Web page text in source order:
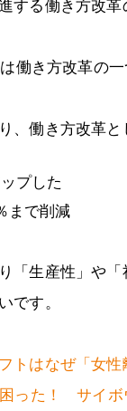
する働き方改革
働き方改革の
、働き方改革
プした
まで削減
「生産性」や
です。
トはなぜ「女
った！ サイボ